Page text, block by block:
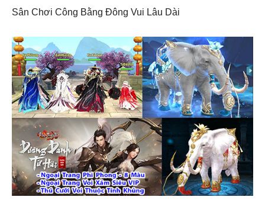
Sân Chơi Công Bằng Đông Vui Lâu Dài